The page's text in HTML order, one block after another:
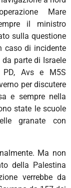
Mare
il ministro
sulla questione
caso di incidente
parte di Israele
PD, Avs e M5S
per discutere
e sempre nella
state le scuole
granate con
Ma non
della Palestina
verrebbe da